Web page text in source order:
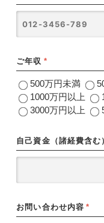
ご年収 *
500万円未満
1000万円以上
3000万円以上
自己資金（諸経費含む
お問い合わせ内容 *